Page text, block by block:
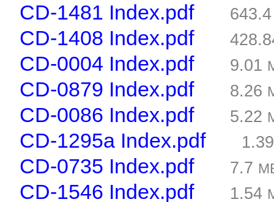
CD-1481 Index.pdf
CD-1408 Index.pdf
CD-0004 Index.pdf 9.01
CD-0879 Index.pdf 8.26
CD-0086 Index.pdf 5.22
CD-1295a Index.pdf
CD-0735 Index.pdf 7.7
CD-1546 Index.pdf 1.54